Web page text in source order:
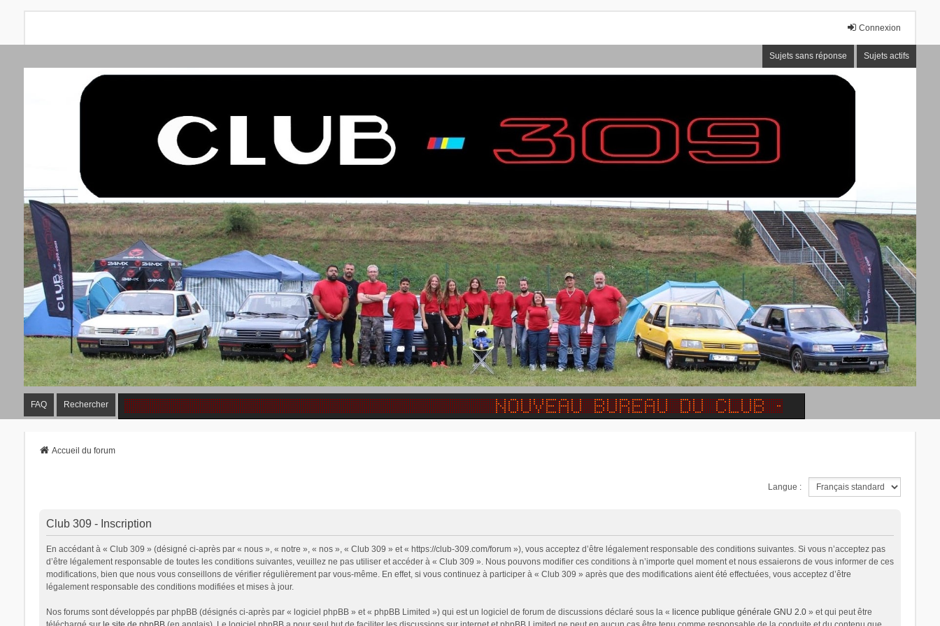
Connexion
Sujets sans réponse Sujets actifs
FAQ Rechercher
Accueil du forum
Langue :
Club 309 - Inscription
En accédant à « Club 309 » (désigné ci-après par « nous », « notre », « nos », « Club 309 » et « https://club-309.com/forum »), vous acceptez d’être légalement responsable des conditions suivantes. Si vous n’acceptez pas
d’être légalement responsable de toutes les conditions suivantes, veuillez ne pas utiliser et accéder à « Club 309 ». Nous pouvons modifier ces conditions à n’importe quel moment et nous essaierons de vous informer de ces
modifications, bien que nous vous conseillons de vérifier régulièrement par vous-même. En effet, si vous continuez à participer à « Club 309 » après que des modifications aient été effectuées, vous acceptez d’être
légalement responsable des conditions modifiées et mises à jour.
Nos forums sont développés par phpBB (désignés ci-après par « logiciel phpBB » et « phpBB Limited ») qui est un logiciel de forum de discussions déclaré sous la « licence publique générale GNU 2.0» et qui peut être